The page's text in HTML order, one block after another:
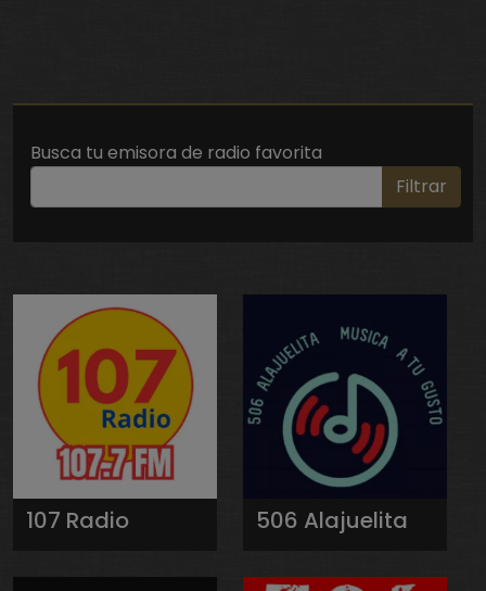
Busca tu emisora de radio favorita
Filtrar
107 Radio 506 Alajuelita